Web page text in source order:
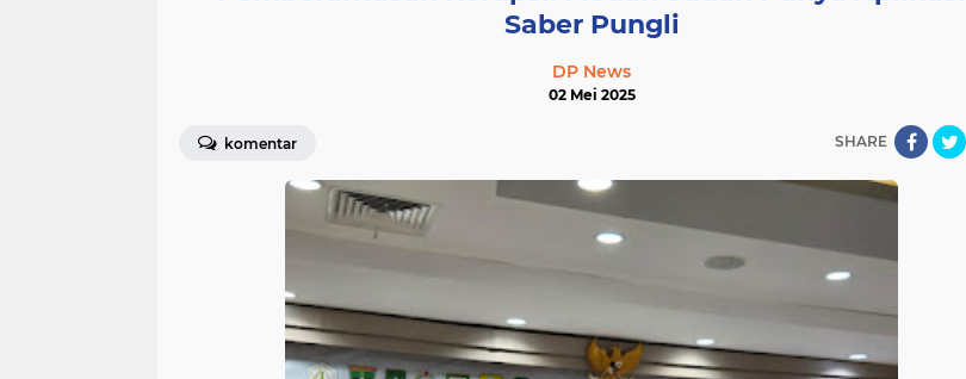
Saber Pungli
DP News
02 Mei 2025
komentar SHARE